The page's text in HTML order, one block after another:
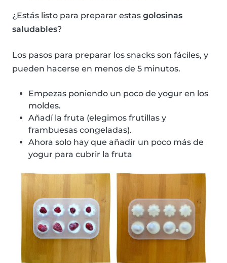
¿Estás listo para preparar estas golosinas
saludables?
Los pasos para preparar los snacks son fáciles, y
pueden hacerse en menos de 5 minutos.
Empezas poniendo un poco de yogur en los
moldes.
Añadí la fruta (elegimos frutillas y
frambuesas congeladas).
Ahora solo hay que añadir un poco más de
yogur para cubrir la fruta